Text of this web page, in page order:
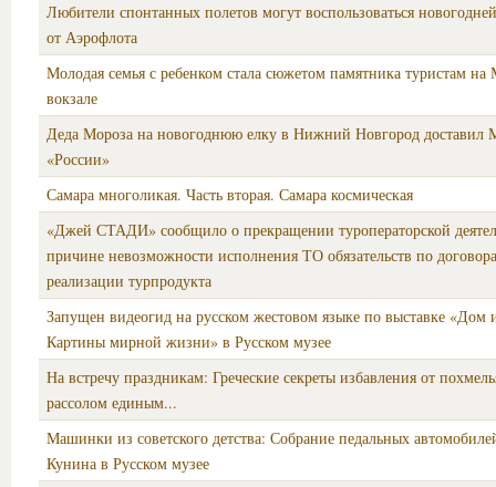
Любители спонтанных полетов могут воспользоваться
от Аэрофлота
Молодая семья с ребенком стала сюжетом памятника туристам на
вокзале
Деда Мороза на новогоднюю елку в Нижний Новгород доставил
«России»
Самара многоликая. Часть вторая. Самара космическая
«Джей СТАДИ» сообщило о прекращении туроператорской
причине невозможности исполнения ТО обязательств по
реализации турпродукта
Запущен видеогид на русском жестовом языке по выставке «Дом
Картины мирной жизни» в Русском музее
На встречу праздникам: Греческие секреты избавления от
рассолом единым...
Машинки из советского детства: Собрание педальных
Кунина в Русском музее